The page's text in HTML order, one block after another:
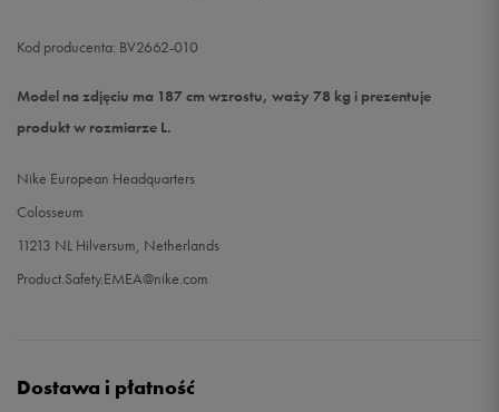
Kod producenta: BV2662-010
Model na zdjęciu ma 187 cm wzrostu, waży 78 kg i prezentuje
produkt w rozmiarze L.
Nike European Headquarters
Colosseum
11213 NL Hilversum, Netherlands
Product.Safety.EMEA@nike.com
Dostawa i płatność